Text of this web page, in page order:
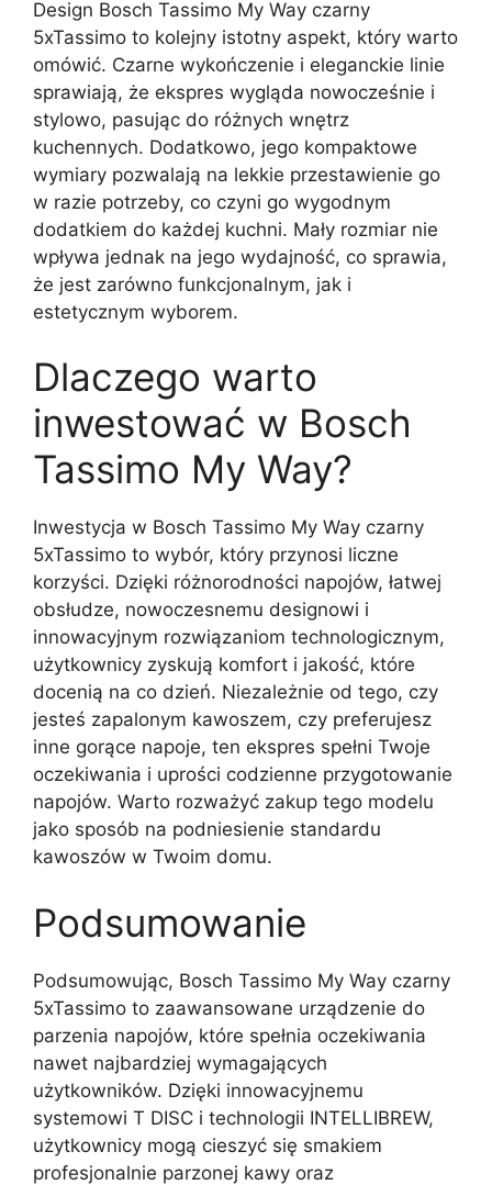
Design Bosch Tassimo My Way czarny
5xTassimo to kolejny istotny aspekt, który warto
omówić. Czarne wykończenie i eleganckie linie
sprawiają, że ekspres wygląda nowocześnie i
stylowo, pasując do różnych wnętrz
kuchennych. Dodatkowo, jego kompaktowe
wymiary pozwalają na lekkie przestawienie go
w razie potrzeby, co czyni go wygodnym
dodatkiem do każdej kuchni. Mały rozmiar nie
wpływa jednak na jego wydajność, co sprawia,
że jest zarówno funkcjonalnym, jak i
estetycznym wyborem.
Dlaczego warto
inwestować w Bosch
Tassimo My Way?
Inwestycja w Bosch Tassimo My Way czarny
5xTassimo to wybór, który przynosi liczne
korzyści. Dzięki różnorodności napojów, łatwej
obsłudze, nowoczesnemu designowi i
innowacyjnym rozwiązaniom technologicznym,
użytkownicy zyskują komfort i jakość, które
docenią na co dzień. Niezależnie od tego, czy
jesteś zapalonym kawoszem, czy preferujesz
inne gorące napoje, ten ekspres spełni Twoje
oczekiwania i uprości codzienne przygotowanie
napojów. Warto rozważyć zakup tego modelu
jako sposób na podniesienie standardu
kawoszów w Twoim domu.
Podsumowanie
Podsumowując, Bosch Tassimo My Way czarny
5xTassimo to zaawansowane urządzenie do
parzenia napojów, które spełnia oczekiwania
nawet najbardziej wymagających
użytkowników. Dzięki innowacyjnemu
systemowi T DISC i technologii INTELLIBREW,
użytkownicy mogą cieszyć się smakiem
profesjonalnie parzonej kawy oraz